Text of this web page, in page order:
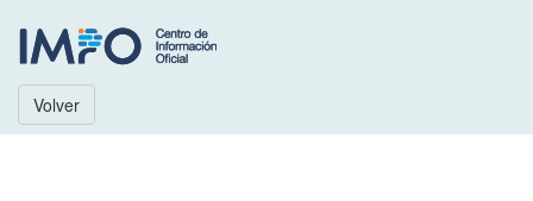
Volver